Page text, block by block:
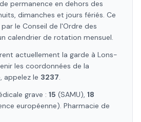
permanence en dehors des
dimanches et jours fériés. Ce
le Conseil de l'Ordre des
calendrier de rotation mensuel.
nt actuellement la garde à Lons-
les coordonnées de la
appelez le 3237.
grave : 15 (SAMU), 18
européenne). Pharmacie de